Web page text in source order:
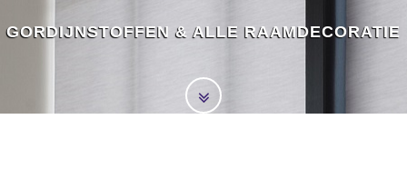
GORDIJNSTOFFEN & ALLE RAAMDECORATIE